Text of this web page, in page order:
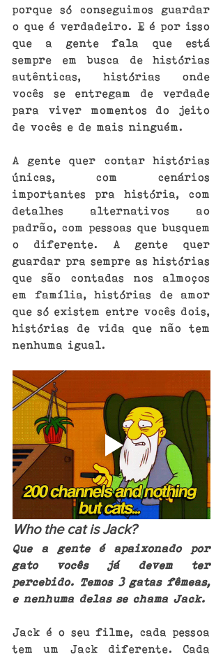
porque só conseguimos guardar
o que é verdadeiro. E é por isso
que a gente fala que está
sempre em busca de histórias
autênticas, histórias onde
vocês se entregam de verdade
para viver momentos do jeito
de vocês e de mais ninguém.
A gente quer contar histórias
únicas, com cenários
importantes pra história, com
detalhes alternativos ao
padrão, com pessoas que busquem
o diferente. A gente quer
guardar pra sempre as histórias
que são contadas nos almoços
em família, histórias de amor
que só existem entre vocês dois,
histórias de vida que não tem
nenhuma igual.
Who the cat is Jack?
Que a gente é apaixonado por
gato vocês já devem ter
percebido. Temos 3 gatas fêmeas,
e nenhuma delas se chama Jack.
Jack é o seu filme, cada pessoa
tem um Jack diferente. Cada